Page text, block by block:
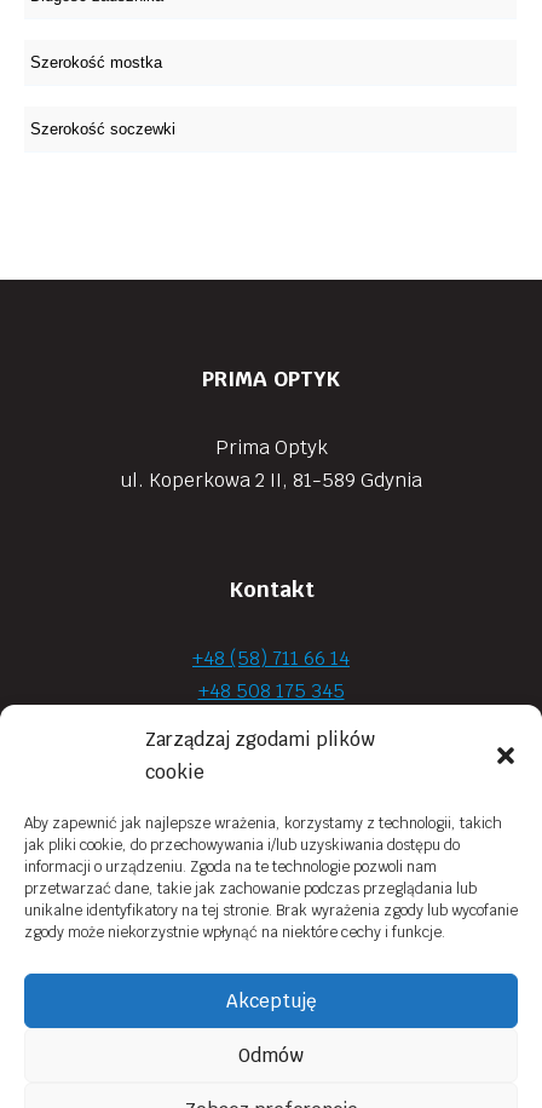
Zarządzaj zgodami plików
cookie
Aby zapewnić jak najlepsze wrażenia, korzystamy z technologii, takich
jak pliki cookie, do przechowywania i/lub uzyskiwania dostępu do
informacji o urządzeniu. Zgoda na te technologie pozwoli nam
przetwarzać dane, takie jak zachowanie podczas przeglądania lub
unikalne identyfikatory na tej stronie. Brak wyrażenia zgody lub wycofanie
zgody może niekorzystnie wpłynąć na niektóre cechy i funkcje.
Akceptuję
Odmów
PRIMA OPTYK
Prima Optyk
ul. Koperkowa 2 II, 81-589 Gdynia
Kontakt
+48 (58) 711 66 14
+48 508 175 345
+48 720 870 590
prima.optyk@gmail.com
Moje konto
Obowiązek Informacyjny
Polityka prywatności
Regulamin sklepu online